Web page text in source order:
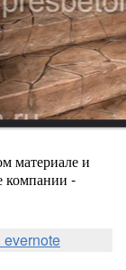
материале и
компании -
evernote